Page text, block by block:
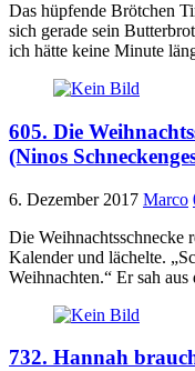
Das hüpfende Brötchen
sich gerade sein
ich hätte keine Minute
605. Die
(Ninos
6. Dezember 2017 Marco
Die Weihnachtsschnecke
Kalender und lächelte.
Weihnachten.“ Er sah aus
732. Hannah